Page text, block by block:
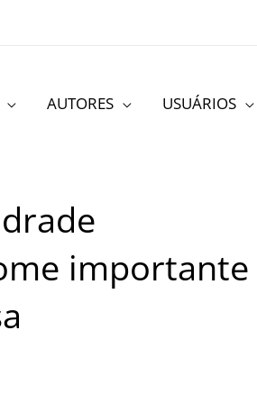
AUTORES USUÁRIOS
importante